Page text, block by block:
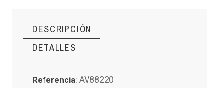
DESCRIPCIÓN
DETALLES
Referencia: AV88220
ReferenciaAV88220
Esta web está dirigida